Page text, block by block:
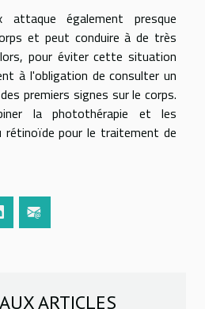
attaque également presque
et peut conduire à de très
pour éviter cette situation
à l'obligation de consulter un
premiers signes sur le corps.
la photothérapie et les
rétinoïde pour le traitement de
ARTICLES